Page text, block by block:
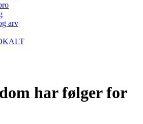
arv
har følger for